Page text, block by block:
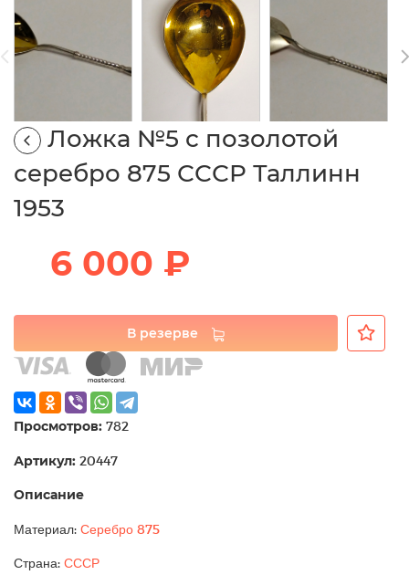
Ложка №5 с позолотой
серебро 875 СССР Таллинн
1953
6 000 ₽
В резерве
Просмотров: 782
Артикул: 20447
Описание
Материал: Серебро 875
Страна: СССР